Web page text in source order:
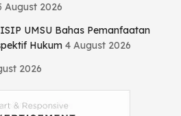
August 2026
UMSU Bahas Pemanfaatan
Hukum 4 August 2026
2026